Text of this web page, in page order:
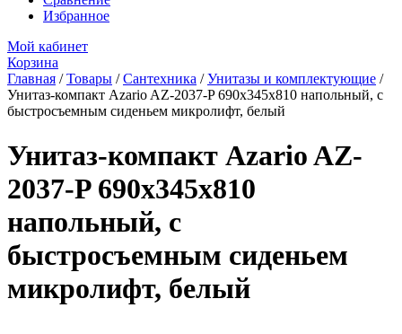
Избранное
Мой кабинет
Корзина
Главная /Товары /Сантехника /Унитазы и комплектующие /
Унитаз-компакт Azario AZ-2037-P 690х345х810 напольный, с
быстросъемным сиденьем микролифт, белый
Унитаз-компакт Azario AZ-
2037-P 690х345х810
напольный, с
быстросъемным сиденьем
микролифт, белый